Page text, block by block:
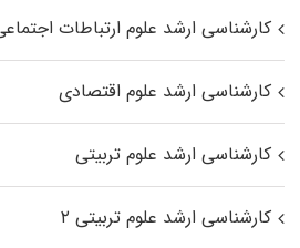
کارشناسی ارشد علوم ارتباطات
کارشناسی ارشد علوم اقتصادی
کارشناسی ارشد علوم تربیتی
کارشناسی ارشد علوم تربیتی ۲